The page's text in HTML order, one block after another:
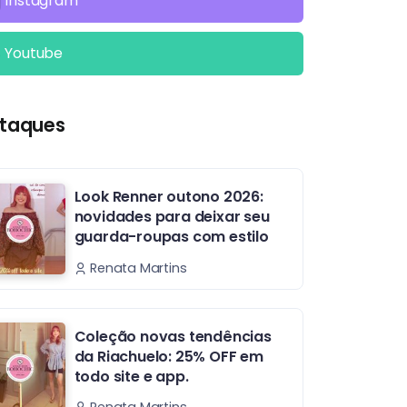
Youtube
Look Renner outono 2026:
novidades para deixar seu
guarda-roupas com estilo
Renata Martins
Coleção novas tendências
da Riachuelo: 25% OFF em
todo site e app.